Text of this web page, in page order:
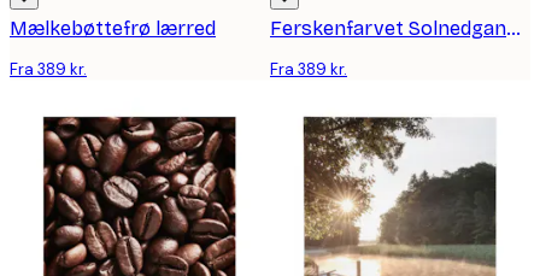
Mælkebøttefrø lærred
Fra 389 kr.
Ferskenfarvet Solnedgang Lærred
Fra 389 kr.